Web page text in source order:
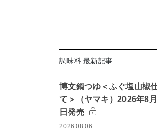
調味料 最新記事
博文鍋つゆ＜ふぐ塩山椒
て＞（ヤマキ）2026年8
日発売
2026.08.06